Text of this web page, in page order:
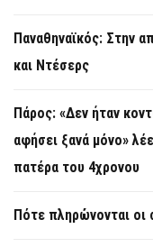
Παναθηναϊκός: Στην
και Ντέσερς
Πάρος: «Δεν ήταν
αφήσει ξανά μόνο»
πατέρα του 4χρονου
Πότε πληρώνονται οι